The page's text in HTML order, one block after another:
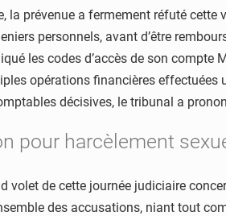
la prévenue a fermement réfuté
personnels, avant d’être
les codes d’accès de son compte
opérations financières effectuées
décisives, le tribunal a
pour harcèlement
volet de cette journée judiciaire
des accusations, niant tout